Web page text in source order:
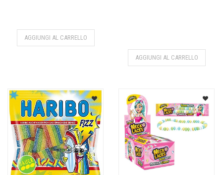
AGGIUNGI AL CARRELLO
AGGIUNGI AL CARRELLO